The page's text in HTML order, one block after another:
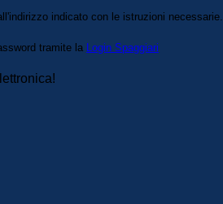
indicato con le istruzioni necessarie.
tramite la Login Spaggiari